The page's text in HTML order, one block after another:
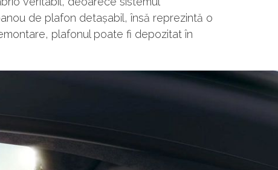
de plafon detașabil, însă reprezintă o
plafonul poate fi depozitat în